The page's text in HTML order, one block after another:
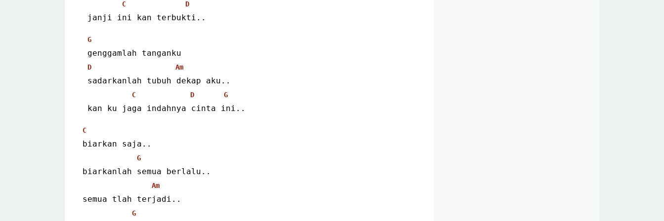
C D
janji ini kan terbukti..
G
genggamlah tanganku
D Am
sadarkanlah tubuh dekap aku..
C D G
kan ku jaga indahnya cinta ini..
C
biarkan saja..
G
biarkanlah semua berlalu..
Am
semua tlah terjadi..
G